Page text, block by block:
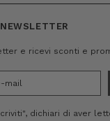
e ricevi sconti e
dichiari di aver